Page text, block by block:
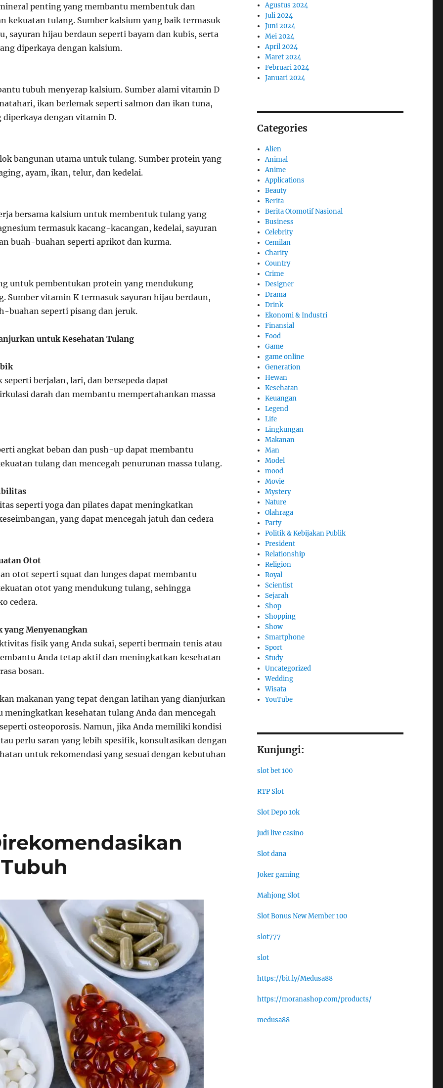
penting yang membantu membentuk dan
kekuatan tulang. Sumber kalsium yang baik termasuk
sayuran hijau berdaun seperti bayam dan kubis, serta
diperkaya dengan kalsium.
tubuh menyerap kalsium. Sumber alami vitamin D
ikan berlemak seperti salmon dan ikan tuna,
diperkaya dengan vitamin D.
bangunan utama untuk tulang. Sumber protein yang
ayam, ikan, telur, dan kedelai.
bersama kalsium untuk membentuk tulang yang
termasuk kacang-kacangan, kedelai, sayuran
buah-buahan seperti aprikot dan kurma.
untuk pembentukan protein yang mendukung
Sumber vitamin K termasuk sayuran hijau berdaun,
buahan seperti pisang dan jeruk.
untuk Kesehatan Tulang
seperti berjalan, lari, dan bersepeda dapat
darah dan membantu mempertahankan massa
angkat beban dan push-up dapat membantu
tulang dan mencegah penurunan massa tulang.
seperti yoga dan pilates dapat meningkatkan
yang dapat mencegah jatuh dan cedera
Otot
otot seperti squat dan lunges dapat membantu
otot yang mendukung tulang, sehingga
cedera.
Menyenangkan
fisik yang Anda sukai, seperti bermain tenis atau
Anda tetap aktif dan meningkatkan kesehatan
bosan.
makanan yang tepat dengan latihan yang dianjurkan
meningkatkan kesehatan tulang Anda dan mencegah
osteoporosis. Namun, jika Anda memiliki kondisi
perlu saran yang lebih spesifik, konsultasikan dengan
untuk rekomendasi yang sesuai dengan kebutuhan
Agustus 2024
Juli 2024
Juni 2024
Mei 2024
April 2024
Maret 2024
Februari 2024
Januari 2024
Categories
Alien
Animal
Anime
Applications
Beauty
Berita
Berita Otomotif Nasional
Business
Celebrity
Cemilan
Charity
Country
Crime
Designer
Drama
Drink
Ekonomi & Industri
Finansial
Food
Game
game online
Generation
Hewan
Kesehatan
Keuangan
Legend
Life
Lingkungan
Makanan
Man
Model
mood
Movie
Mystery
Nature
Olahraga
Party
Politik & Kebijakan Publik
President
Relationship
Religion
Royal
Scientist
Sejarah
Shop
Shopping
Show
Smartphone
Sport
Study
Uncategorized
Wedding
Wisata
YouTube
Kunjungi:
slot bet 100
RTP Slot
Slot Depo 10k
judi live casino
Slot dana
Joker gaming
Mahjong Slot
Slot Bonus New Member 100
slot777
slot
https://bit.ly/Medusa88
https://moranashop.com/products/
medusa88